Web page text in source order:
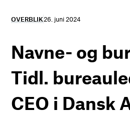
OVERBLIK26. juni 2024
Navne- og
Tidl.
CEO i Dansk